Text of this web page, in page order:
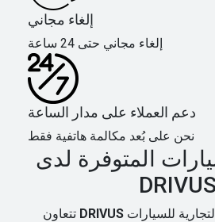
إلغاء مجاني
إلغاء مجاني حتى 24 ساعة
دعم العملاء على مدار الساعة
نحن على بُعد مكالمة هاتفية فقط
المتوفرة لدى
DRIVUS
DRIVUS